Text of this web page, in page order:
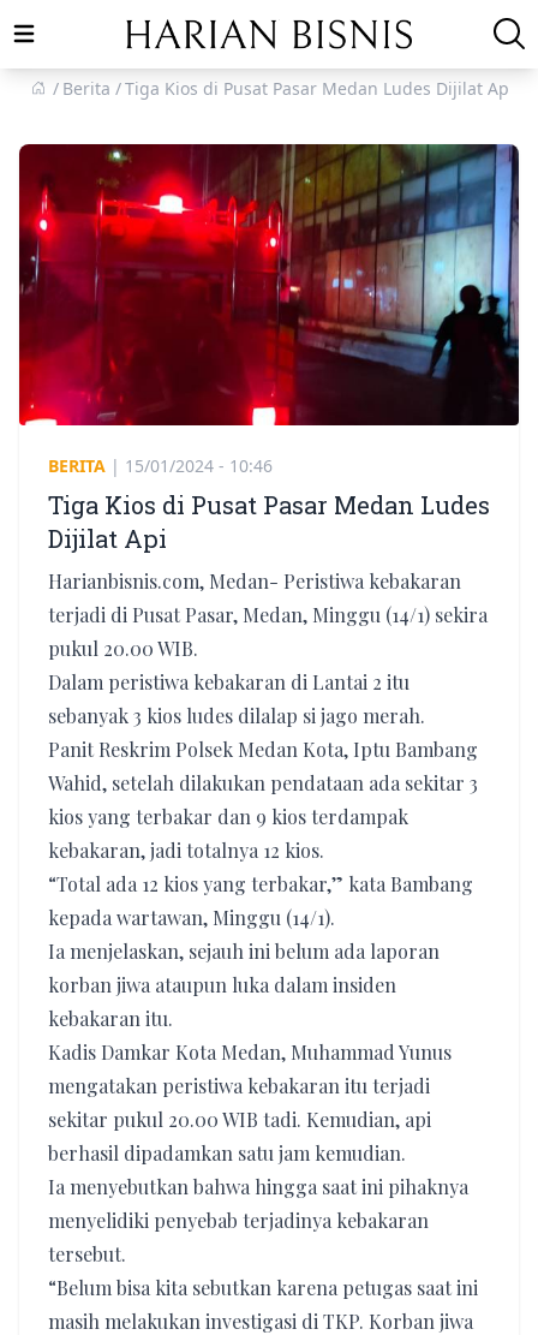
Open main menu
Berita
Tiga Kios di Pusat Pasar Medan Ludes Dijilat Api
BERITA | 15/01/2024 - 10:46
Tiga Kios di Pusat Pasar Medan Ludes
Dijilat Api
Harianbisnis.com, Medan- Peristiwa kebakaran
terjadi di Pusat Pasar, Medan, Minggu (14/1) sekira
pukul 20.00 WIB.
Dalam peristiwa kebakaran di Lantai 2 itu
sebanyak 3 kios ludes dilalap si jago merah.
Panit Reskrim Polsek Medan Kota, Iptu Bambang
Wahid, setelah dilakukan pendataan ada sekitar 3
kios yang terbakar dan 9 kios terdampak
kebakaran, jadi totalnya 12 kios.
“Total ada 12 kios yang terbakar,” kata Bambang
kepada wartawan, Minggu (14/1).
Ia menjelaskan, sejauh ini belum ada laporan
korban jiwa ataupun luka dalam insiden
kebakaran itu.
Kadis Damkar Kota Medan, Muhammad Yunus
mengatakan peristiwa kebakaran itu terjadi
sekitar pukul 20.00 WIB tadi. Kemudian, api
berhasil dipadamkan satu jam kemudian.
Ia menyebutkan bahwa hingga saat ini pihaknya
menyelidiki penyebab terjadinya kebakaran
tersebut.
“Belum bisa kita sebutkan karena petugas saat ini
masih melakukan investigasi di TKP. Korban jiwa